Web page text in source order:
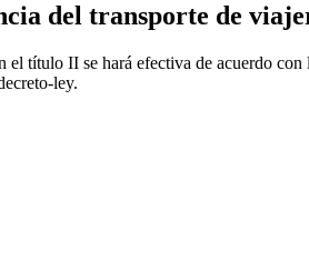
del transporte de
título II se hará efectiva de acuerdo
ley.